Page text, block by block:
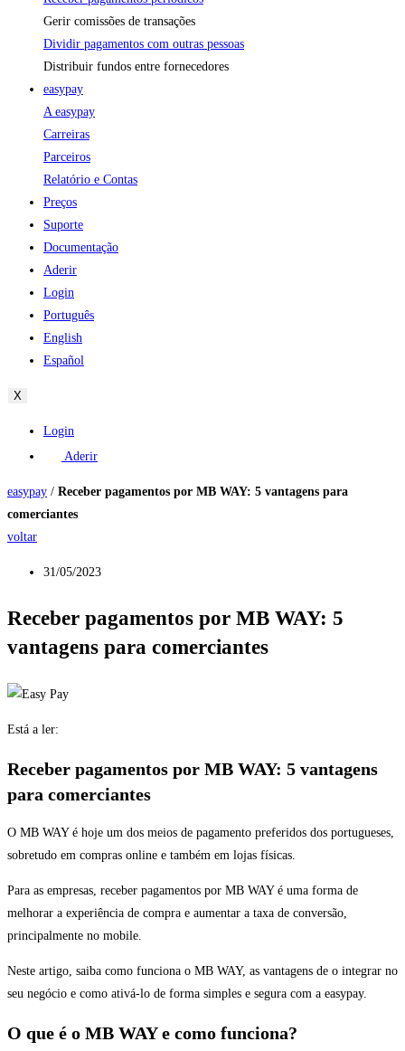
Gerir comissões de transações
Dividir pagamentos com outras pessoas
Distribuir fundos entre fornecedores
easypay
A easypay
Carreiras
Parceiros
Relatório e Contas
Preços
Suporte
Documentação
Aderir
Login
Português
English
Español
X
Login
Aderir
easypay / Receber pagamentos por MB WAY: 5 vantagens para
comerciantes
voltar
31/05/2023
Receber pagamentos por MB WAY: 5
vantagens para comerciantes
Está a ler:
Receber pagamentos por MB WAY: 5 vantagens
para comerciantes
O MB WAY é hoje um dos meios de pagamento preferidos dos portugueses,
sobretudo em compras online e também em lojas físicas.
Para as empresas, receber pagamentos por MB WAY é uma forma de
melhorar a experiência de compra e aumentar a taxa de conversão,
principalmente no mobile.
Neste artigo, saiba como funciona o MB WAY, as vantagens de o integrar no
seu negócio e como ativá-lo de forma simples e segura com a easypay.
O que é o MB WAY e como funciona?